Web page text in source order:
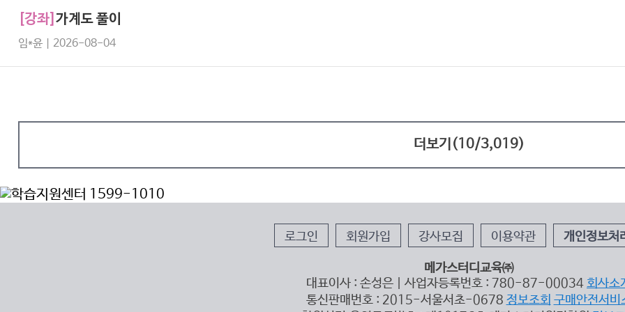
[강좌] 가계도 풀이
임*윤 | 2026-08-04
더보기(10/3,019)
로그인 회원가입 강사모집 이용약관 개인정보처
메가스터디교육㈜
대표이사 : 손성은 | 사업자등록번호 : 780-87-00034 회사소
통신판매번호 : 2015-서울서초-0678 정보조회 구매안전서비